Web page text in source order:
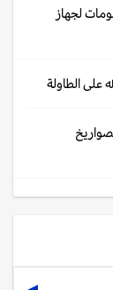
لجهاز
على الطاولة